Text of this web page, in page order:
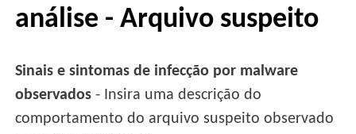
análise - Arquivo suspeito
Sinais e sintomas de infecção por malware
observados- Insira uma descrição do
comportamento do arquivo suspeito observado